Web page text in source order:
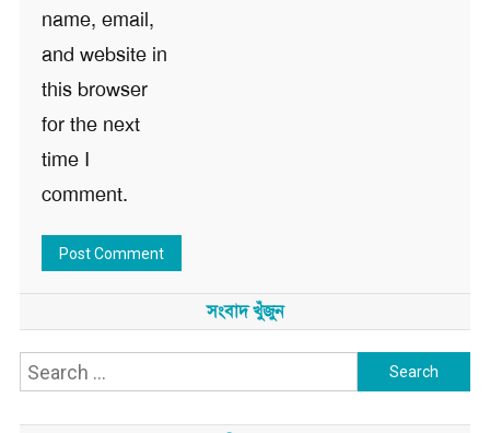
name, email,
and website in
this browser
for the next
time I
comment.
সংবাদ খুঁজুন
Search